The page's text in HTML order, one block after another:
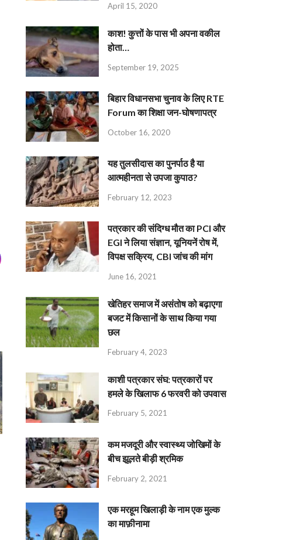
April 15, 2020
काश! कुत्तों के पास भी अपना वकील
होता…
September 19, 2025
बिहार विधानसभा चुनाव के लिए RTE
Forum का शिक्षा जन-घोषणापत्र
October 16, 2020
यह तुलसीदास का पुनर्पाठ है या
आत्महीनता से उपजा कुपाठ?
February 12, 2023
पत्रकार की संदिग्ध मौत का PCI और
EGI ने लिया संज्ञान, यूनियनें रोष में,
विपक्ष सक्रिय, CBI जांच की मांग
June 16, 2021
खेतिहर समाज में असंतोष को बढ़ाएगा
बजट में किसानों के साथ किया गया
छल
February 4, 2023
काशी पत्रकार संघ: पत्रकारों पर
हमले के खिलाफ 6 फरवरी को उपवास
February 5, 2021
कम मजदूरी और स्वास्थ्य जोखिमों के
बीच झूलते बीड़ी श्रमिक
February 2, 2021
एक मरहूम खिलाड़ी के नाम एक मुल्क
का माफ़ीनामा